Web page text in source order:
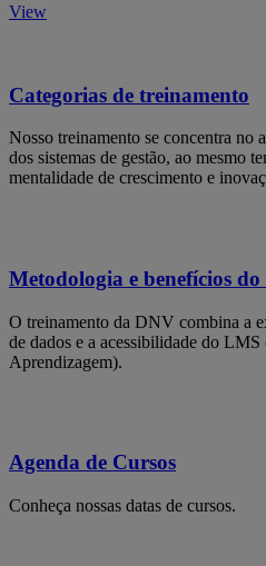
View
Categorias de treinamento
Nosso treinamento se concentra no
dos sistemas de gestão, ao mesmo
mentalidade de crescimento e
Metodologia e benefícios
O treinamento da DNV combina a
de dados e a acessibilidade do LMS
Aprendizagem).
Agenda de Cursos
Conheça nossas datas de cursos.